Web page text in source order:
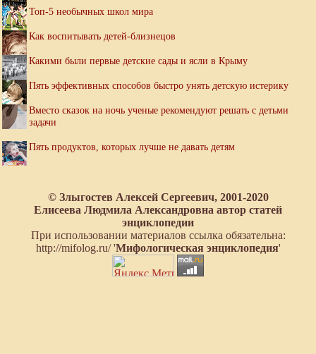
Топ-5 необычных школ мира
Как воспитывать детей-близнецов
Какими были первые детские сады и ясли в Крыму
Пять эффективных способов быстро унять детскую истерику
Вместо сказок на ночь ученые рекомендуют решать с детьми
задачи
Пять продуктов, которых лучше не давать детям
© Злыгостев Алексей Сергеевич, 2001-2020
Елисеева Людмила Александровна автор статей
энциклопедии
При использовании материалов ссылка обязательна:
http://mifolog.ru/ 'Мифологическая энциклопедия'